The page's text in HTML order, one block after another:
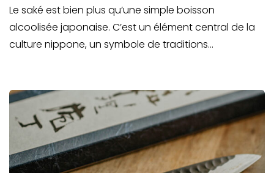
Le saké est bien plus qu’une simple boisson
alcoolisée japonaise. C’est un élément central de la
culture nippone, un symbole de traditions…